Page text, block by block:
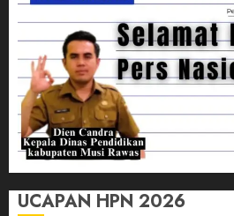
UCAPAN HPN 2026